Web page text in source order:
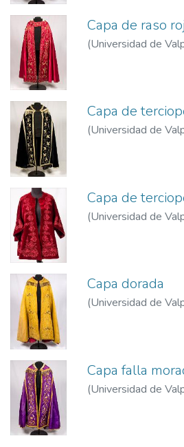
Capa de raso
(Universidad de
Capa de
(Universidad de
Capa de
(Universidad de
Capa dorada
(Universidad de
Capa falla
(Universidad de